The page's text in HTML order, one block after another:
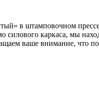
в штамповочном
силового каркаса, мы
ваше внимание, что